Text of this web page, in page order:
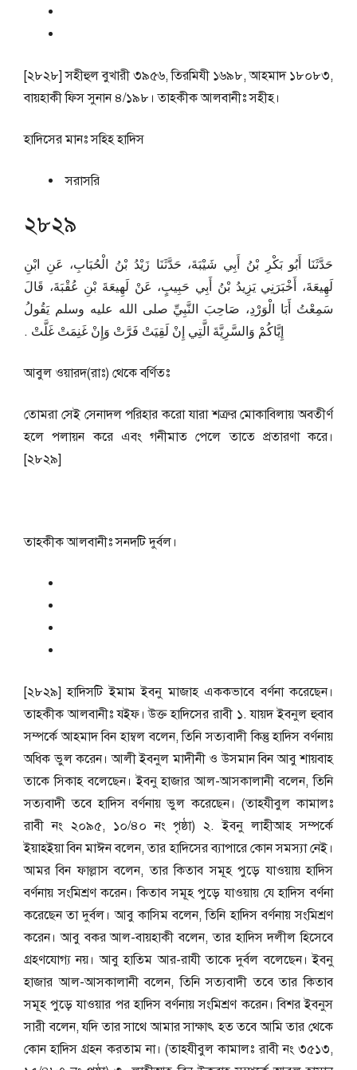
[২৮২৮] সহীহুল বুখারী ৩৯৫৬, তিরমিযী ১৬৯৮, আহমাদ ১৮০৮৩,
বায়হাকী ফিস সুনান ৪/১৯৮। তাহকীক আলবানীঃ সহীহ।
হাদিসের মানঃসহিহ হাদিস
সরাসরি
২৮২৯
حَدَّثَنَا أَبُو بَكْرِ بْنُ أَبِي شَيْبَةَ، حَدَّثَنَا زَيْدُ بْنُ الْحُبَابِ، عَنِ ابْنِ
لَهِيعَةَ، أَخْبَرَنِي يَزِيدُ بْنُ أَبِي حَبِيبٍ، عَنْ لَهِيعَةَ بْنِ عُقْبَةَ، قَالَ
سَمِعْتُ أَبَا الْوَرْدِ، صَاحِبَ النَّبِيِّ صلى الله عليه وسلم يَقُولُ
إِيَّاكُمْ وَالسَّرِيَّةَ الَّتِي إِنْ لَقِيَتْ فَرَّتْ وَإِنْ غَنِمَتْ غَلَّتْ ‏.‏
আবুল ওয়ারদ(রাঃ) থেকে বর্ণিতঃ
তোমরা সেই সেনাদল পরিহার করো যারা শত্রুর মোকাবিলায় অবতীর্ণ
হলে পলায়ন করে এবং গনীমাত পেলে তাতে প্রতারণা করে।
[২৮২৯]
তাহকীক আলবানীঃ সনদটি দুর্বল।
[২৮২৯] হাদিসটি ইমাম ইবনু মাজাহ এককভাবে বর্ণনা করেছেন।
তাহকীক আলবানীঃ যইফ। উক্ত হাদিসের রাবী ১. যায়দ ইবনুল হুবাব
সম্পর্কে আহমাদ বিন হাম্বল বলেন, তিনি সত্যবাদী কিন্তু হাদিস বর্ণনায়
অধিক ভুল করেন। আলী ইবনুল মাদীনী ও উসমান বিন আবু শায়বাহ
তাকে সিকাহ বলেছেন। ইবনু হাজার আল-আসকালানী বলেন, তিনি
সত্যবাদী তবে হাদিস বর্ণনায় ভুল করেছেন। (তাহযীবুল কামালঃ
রাবী নং ২০৯৫, ১০/৪০ নং পৃষ্ঠা) ২. ইবনু লাহীআহ সম্পর্কে
ইয়াহইয়া বিন মাঈন বলেন, তার হাদিসের ব্যাপারে কোন সমস্যা নেই।
আমর বিন ফাল্লাস বলেন, তার কিতাব সমূহ পুড়ে যাওয়ায় হাদিস
বর্ণনায় সংমিশ্রণ করেন। কিতাব সমূহ পুড়ে যাওয়ায় যে হাদিস বর্ণনা
করেছেন তা দুর্বল। আবু কাসিম বলেন, তিনি হাদিস বর্ণনায় সংমিশ্রণ
করেন। আবু বকর আল-বায়হাকী বলেন, তার হাদিস দলীল হিসেবে
গ্রহণযোগ্য নয়। আবু হাতিম আর-রাযী তাকে দুর্বল বলেছেন। ইবনু
হাজার আল-আসকালানী বলেন, তিনি সত্যবাদী তবে তার কিতাব
সমূহ পুড়ে যাওয়ার পর হাদিস বর্ণনায় সংমিশ্রণ করেন। বিশর ইবনুস
সারী বলেন, যদি তার সাথে আমার সাক্ষাৎ হত তবে আমি তার থেকে
কোন হাদিস গ্রহন করতাম না। (তাহযীবুল কামালঃ রাবী নং ৩৫১৩,